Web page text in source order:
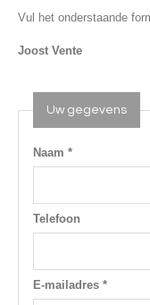
Vul het onderstaande
Joost Vente
Uw gegevens
Naam *
Telefoon
E-mailadres *